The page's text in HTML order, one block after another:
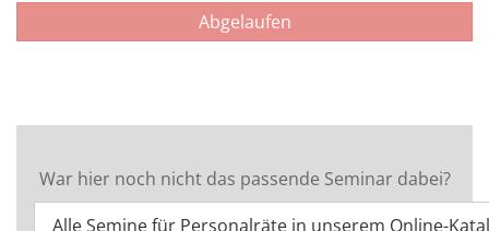
Abgelaufen
War hier noch nicht das passende Seminar dabei?
Alle Semine für Personalräte in unserem Online-